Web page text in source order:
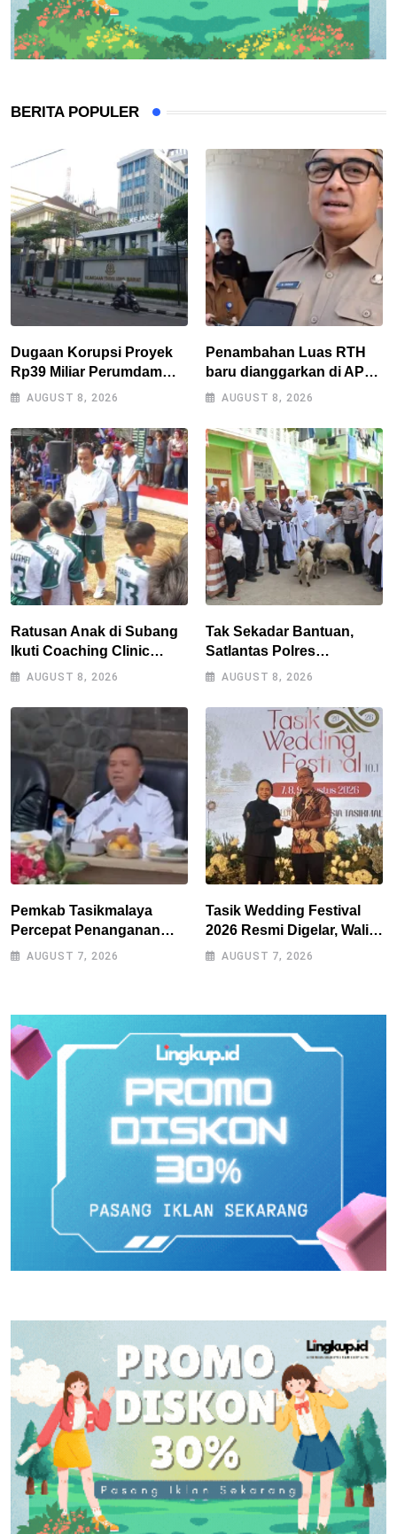
BERITA POPULER
Dugaan Korupsi Proyek
Rp39 Miliar Perumdam
Tirta Darma Ayu Disorot,
Jabar Supervisi
AUGUST 8, 2026
Penambahan Luas RTH
baru dianggarkan di APBD
2027, Walikota tidak
AUGUST 8, 2026
Ratusan Anak di Subang
Ikuti Coaching Clinic
Bersama Legenda Persib
AUGUST 8, 2026
Tak Sekadar Bantuan,
Satlantas Polres
Tasikmalaya Dorong
Puspahiang
AUGUST 8, 2026
Pemkab Tasikmalaya
Percepat Penanganan
Kekeringan, Sumur Bor
AUGUST 7, 2026
Tasik Wedding Festival
2026 Resmi Digelar, Wali
Kota Optimistis
AUGUST 7, 2026